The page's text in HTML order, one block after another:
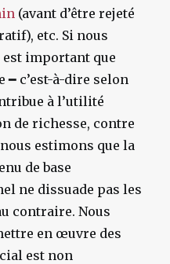
(avant d’être rejeté
etc. Si nous
est important que
c’est-à-dire selon
à l’utilité
de richesse, contre
estimons que la
de base
ne dissuade pas les
contraire. Nous
en œuvre des
est non